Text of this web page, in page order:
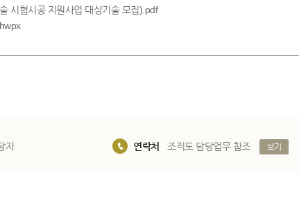
시험시공 지원사업 대상기술 모집).pdf
자 연락처 조직도 담당업무 참조 보기